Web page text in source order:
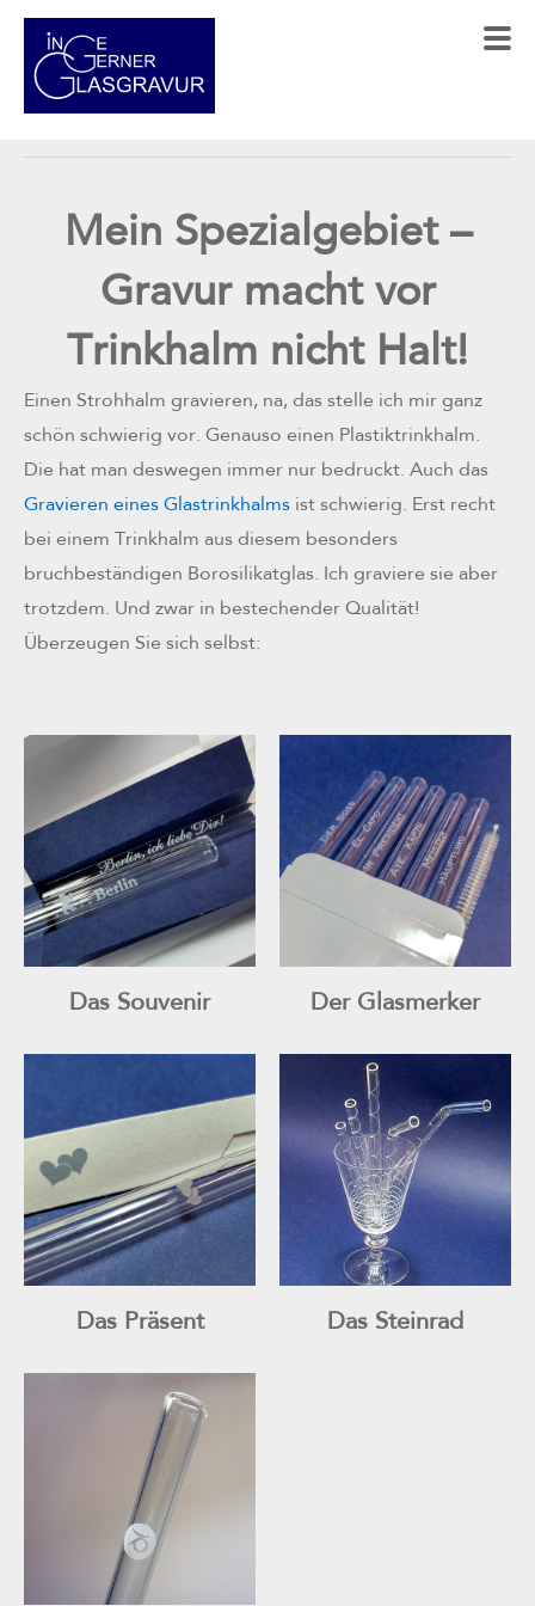
Mein Spezialgebiet –
Gravur macht vor
Trinkhalm nicht Halt!
Einen Strohhalm gravieren, na, das stelle ich mir ganz
schön schwierig vor. Genauso einen Plastiktrinkhalm.
Die hat man deswegen immer nur bedruckt. Auch das
Gravieren eines Glastrinkhalms ist schwierig. Erst recht
bei einem Trinkhalm aus diesem besonders
bruchbeständigen Borosilikatglas. Ich graviere sie aber
trotzdem. Und zwar in bestechender Qualität!
Überzeugen Sie sich selbst:
Das Souvenir Der Glasmerker
Das Präsent Das Steinrad